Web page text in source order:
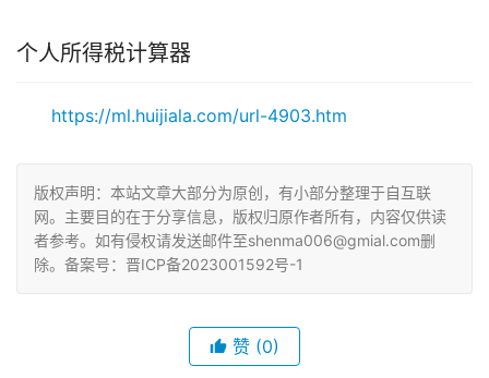
个人所得税计算器
https://ml.huijiala.com/url-4903.htm
版权声明：本站文章大部分为原创，有小部分整理于自互联
网。主要目的在于分享信息，版权归原作者所有，内容仅供读
者参考。如有侵权请发送邮件至shenma006@gmial.com删
除。备案号：晋ICP备2023001592号-1
赞 (0)